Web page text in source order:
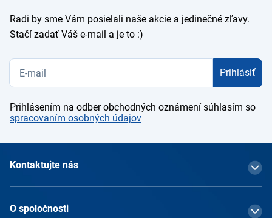
Radi by sme Vám posielali naše akcie a jedinečné zľavy.
Stačí zadať Váš e-mail a je to :)
Prihlásiť
Prihlásením na odber obchodných oznámení súhlasím so
spracovaním osobných údajov
Kontaktujte nás
O spoločnosti